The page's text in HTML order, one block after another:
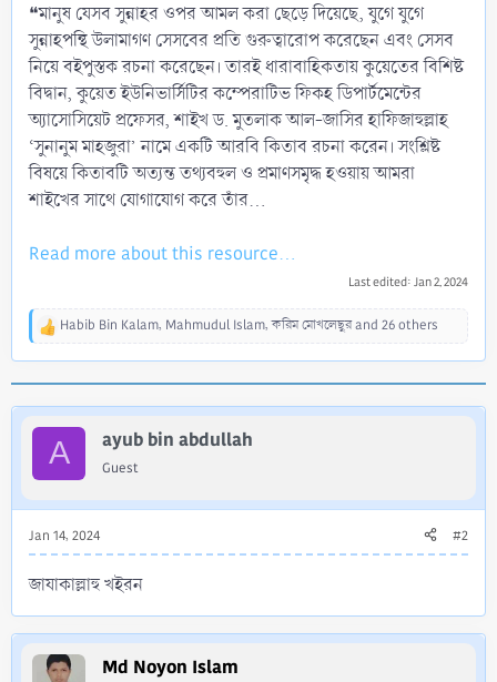
❝মানুষ যেসব সুন্নাহর ওপর আমল করা ছেড়ে দিয়েছে, যুগে যুগে
সুন্নাহপন্থি উলামাগণ সেসবের প্রতি গুরুত্বারোপ করেছেন এবং সেসব
নিয়ে বইপুস্তক রচনা করেছেন। তারই ধারাবাহিকতায় কুয়েতের বিশিষ্ট
বিদ্বান, কুয়েত ইউনিভার্সিটির কম্পেরাটিভ ফিকহ ডিপার্টমেন্টের
অ্যাসোসিয়েট প্রফেসর, শাইখ ড. মুতলাক আল-জাসির হাফিজাহুল্লাহ
‘সুনানুম মাহজুরা’ নামে একটি আরবি কিতাব রচনা করেন। সংশ্লিষ্ট
বিষয়ে কিতাবটি অত্যন্ত তথ্যবহুল ও প্রমাণসমৃদ্ধ হওয়ায় আমরা
শাইখের সাথে যোগাযোগ করে তাঁর...
Read more about this resource...
Last edited: Jan 2, 2024
R
t
i
:
Habib Bin Kalam, Mahmudul Islam,করিম মোখলেছুরand 26 others
A ayub bin abdullah
Guest
Jan 14, 2024 #2
জাযাকাল্লাহু খইরন
Md Noyon Islam